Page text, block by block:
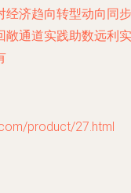
经济趋向转型动向同步
敞通道实践助数远利实
product/27.html